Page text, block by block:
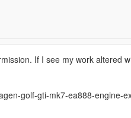
If I see my work altered
golf-gti-mk7-ea888-engine-